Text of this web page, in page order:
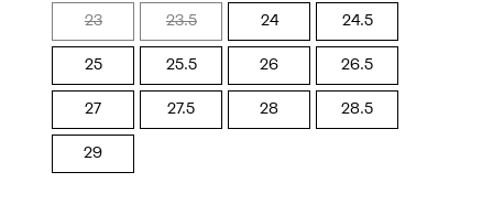
23 23.5 24 24.5
25 25.5 26 26.5
27 27.5 28 28.5
29